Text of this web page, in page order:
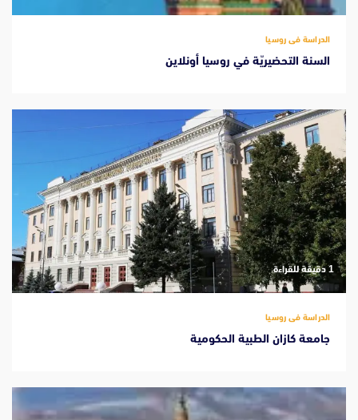
الدراسة فى روسيا
السنة التحضيريّة في روسيا أونلاين
‫1 دقيقة للقراءة
الدراسة فى روسيا
جامعة كازان الطبية الحكومية